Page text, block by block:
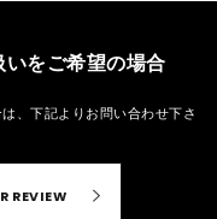
をご希望の場合
、 下記よりお問い合わせ下さ
REVIEW